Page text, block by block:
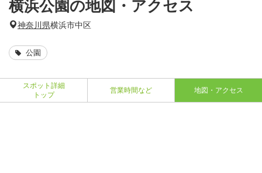
横浜公園の地図・アクセス
神奈川県横浜市中区
公園
スポット詳細
トップ
営業時間など 地図・アクセス